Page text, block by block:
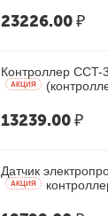
23226.00₽
Контроллер CCT-
AКЦИЯ
13239.00₽
Датчик
AКЦИЯ